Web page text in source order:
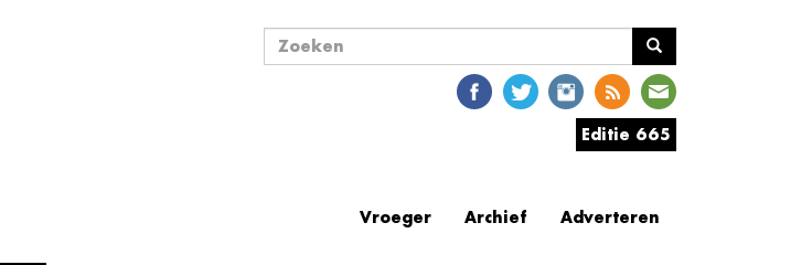
Zoekveld
Editie 665
Adverteren
Archief
Vroeger